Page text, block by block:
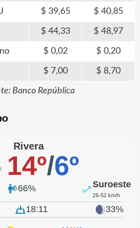
39,65 40,85
44,33 48,97
0,02 0,20
7,00 8,70
Banco República
Rivera
14º/6º
66% Suroeste
26-52 km/h
18:11 33%